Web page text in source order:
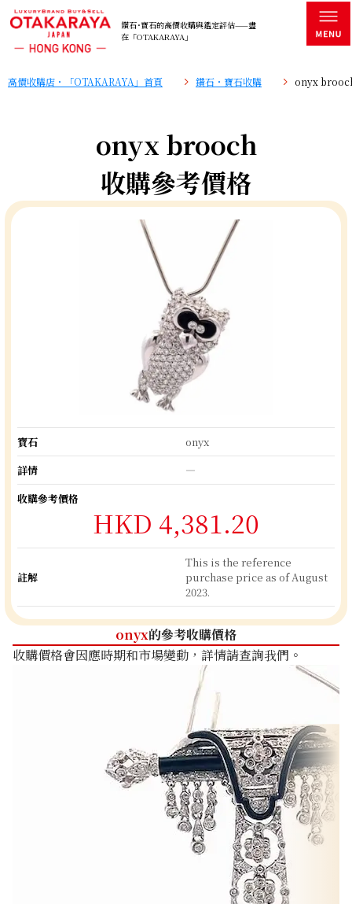
鑽石･寶石的高價收購與鑑定評估——盡
在「OTAKARAYA」
高價收購店・「OTAKARAYA」首頁 鑽石・寶石收購 onyx
onyx brooch
收購參考價格
寶石
onyx
詳情
―
收購參考價格
HKD 4,381.20
註解
This is the reference
purchase price as of August
2023.
onyx的參考收購價格
收購價格會因應時期和市場變動，詳情請查詢我們。